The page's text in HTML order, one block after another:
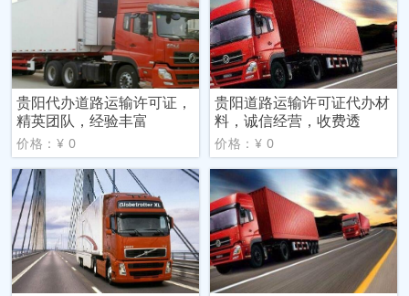
贵阳代办道路运输许可证，
精英团队，经验丰富
价格：¥ 0
贵阳道路运输许可证代办材
料，诚信经营，收费透
价格：¥ 0